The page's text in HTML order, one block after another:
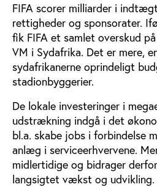
FIFA scorer milliarder i
rettigheder og sponsorater.
fik FIFA et samlet overskud
VM i Sydafrika. Det er mere,
sydafrikanerne oprindeligt
stadionbyggerier.
De lokale investeringer i
udstrækning indgå i det
bl.a. skabe jobs i forbindelse
anlæg i serviceerhvervene.
midlertidige og bidrager
langsigtet vækst og udvikling.